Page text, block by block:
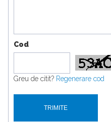
Cod
Greu de citit? Regenerare cod